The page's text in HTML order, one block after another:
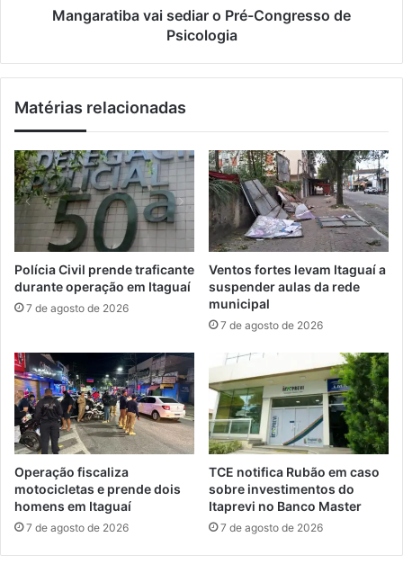
u
l
s
e
i
a
r
é
C
n
g
r
e
s
s
o
d
e
P
Mangaratiba vai sediar o Pré-Congresso de
Psicologia
Matérias relacionadas
Polícia Civil prende traficante
durante operação em Itaguaí
7 de agosto de 2026
Ventos fortes levam Itaguaí a
suspender aulas da rede
municipal
7 de agosto de 2026
Operação fiscaliza
motocicletas e prende dois
homens em Itaguaí
7 de agosto de 2026
TCE notifica Rubão em caso
sobre investimentos do
Itaprevi no Banco Master
7 de agosto de 2026